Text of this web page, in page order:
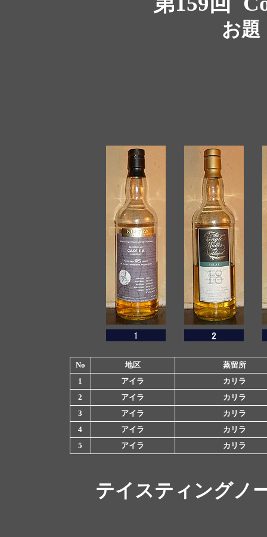
お題
No 地区
蒸留所
1
アイラ
カリラ
2
アイラ
カリラ
3
アイラ
カリラ
4
アイラ
カリラ
5
アイラ カリラ
テイスティングノ